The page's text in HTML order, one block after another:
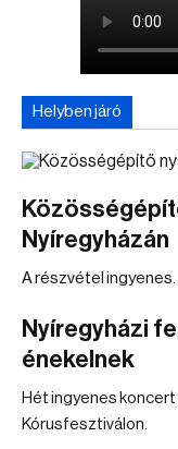
Helyben járó
Nyíregyházán
A részvétel ingyenes.
Nyíregyházi
énekelnek
Hét ingyenes
Kórusfesztiválon.